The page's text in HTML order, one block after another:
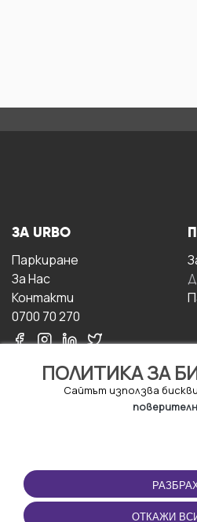
ПОЛИТИКА ЗА
Сайтът използва
ОТКАЖИ
ЗА URBO
Паркиране
За Hас
Контакти
0700 70 270
ПОЛЗВАНЕ
Правила и условия за
ползване